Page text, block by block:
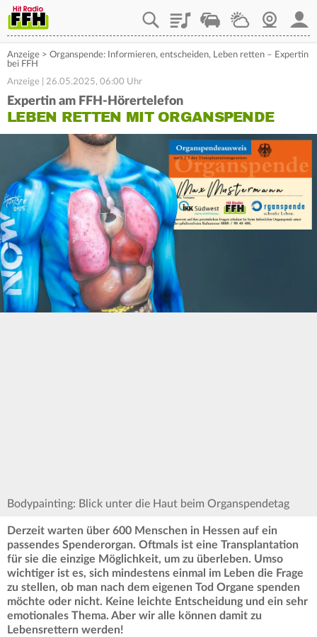
PlaylistStaupilotWetterWebcam
Anzeige > Organspende: Informieren, entscheiden, Leben retten – Expertin
bei FFH
Anzeige | 26.05.2025, 06:00 Uhr
Expertin am FFH-Hörertelefon
LEBEN RETTEN MIT ORGANSPENDE
Bodypainting: Blick unter die Haut beim Organspendetag
Derzeit warten über 600 Menschen in Hessen auf ein
passendes Spenderorgan. Oftmals ist eine Transplantation
für sie die einzige Möglichkeit, um zu überleben. Umso
wichtiger ist es, sich mindestens einmal im Leben die Frage
zu stellen, ob man nach dem eigenen Tod Organe spenden
möchte oder nicht. Keine leichte Entscheidung und ein sehr
emotionales Thema. Aber wir alle können damit zu
Lebensrettern werden!